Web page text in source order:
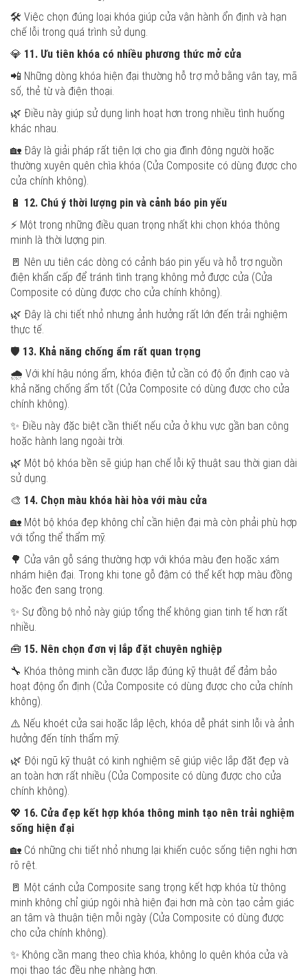
🛠️ Việc chọn đúng loại khóa giúp cửa vận hành ổn định và hạn
chế lỗi trong quá trình sử dụng.
💎 11. Ưu tiên khóa có nhiều phương thức mở cửa
📲 Những dòng khóa hiện đại thường hỗ trợ mở bằng vân tay, mã
số, thẻ từ và điện thoại.
🌿 Điều này giúp sử dụng linh hoạt hơn trong nhiều tình huống
khác nhau.
🏡 Đây là giải pháp rất tiện lợi cho gia đình đông người hoặc
thường xuyên quên chìa khóa (Cửa Composite có dùng được cho
cửa chính không).
🔋 12. Chú ý thời lượng pin và cảnh báo pin yếu
⚡ Một trong những điều quan trọng nhất khi chọn khóa thông
minh là thời lượng pin.
🚪 Nên ưu tiên các dòng có cảnh báo pin yếu và hỗ trợ nguồn
điện khẩn cấp để tránh tình trạng không mở được cửa (Cửa
Composite có dùng được cho cửa chính không).
🌿 Đây là chi tiết nhỏ nhưng ảnh hưởng rất lớn đến trải nghiệm
thực tế.
🛡️ 13. Khả năng chống ẩm rất quan trọng
🌧️ Với khí hậu nóng ẩm, khóa điện tử cần có độ ổn định cao và
khả năng chống ẩm tốt (Cửa Composite có dùng được cho cửa
chính không).
✨ Điều này đặc biệt cần thiết nếu cửa ở khu vực gần ban công
hoặc hành lang ngoài trời.
🌿 Một bộ khóa bền sẽ giúp hạn chế lỗi kỹ thuật sau thời gian dài
sử dụng.
🎨 14. Chọn màu khóa hài hòa với màu cửa
🏡 Một bộ khóa đẹp không chỉ cần hiện đại mà còn phải phù hợp
với tổng thể thẩm mỹ.
🌳 Cửa vân gỗ sáng thường hợp với khóa màu đen hoặc xám
nhám hiện đại. Trong khi tone gỗ đậm có thể kết hợp màu đồng
hoặc đen sang trọng.
✨ Sự đồng bộ nhỏ này giúp tổng thể không gian tinh tế hơn rất
nhiều.
🧰 15. Nên chọn đơn vị lắp đặt chuyên nghiệp
🔧 Khóa thông minh cần được lắp đúng kỹ thuật để đảm bảo
hoạt động ổn định (Cửa Composite có dùng được cho cửa chính
không).
⚠️ Nếu khoét cửa sai hoặc lắp lệch, khóa dễ phát sinh lỗi và ảnh
hưởng đến tính thẩm mỹ.
🌿 Đội ngũ kỹ thuật có kinh nghiệm sẽ giúp việc lắp đặt đẹp và
an toàn hơn rất nhiều (Cửa Composite có dùng được cho cửa
chính không).
💖 16. Cửa đẹp kết hợp khóa thông minh tạo nên trải nghiệm
sống hiện đại
🏡 Có những chi tiết nhỏ nhưng lại khiến cuộc sống tiện nghi hơn
rõ rệt.
🚪 Một cánh cửa Composite sang trọng kết hợp khóa từ thông
minh không chỉ giúp ngôi nhà hiện đại hơn mà còn tạo cảm giác
an tâm và thuận tiện mỗi ngày (Cửa Composite có dùng được
cho cửa chính không).
✨ Không cần mang theo chìa khóa, không lo quên khóa cửa và
mọi thao tác đều nhẹ nhàng hơn.